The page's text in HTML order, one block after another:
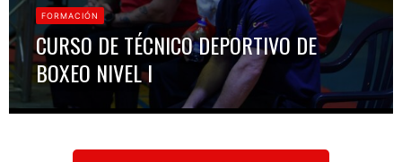
FORMACIÓN
CURSO DE TÉCNICO DEPORTIVO DE
BOXEO NIVEL I